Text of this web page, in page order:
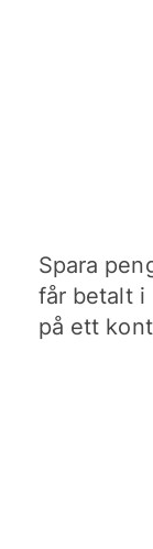
Spara
får betalt i
på ett